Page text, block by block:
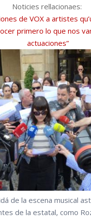
Noticies rellacionaes:
de VOX a artistes
primero lo que nos
actuaciones”
de la escena musical
de la estatal, como